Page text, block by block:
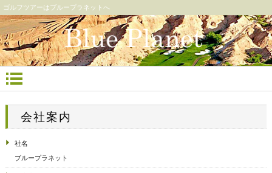
ゴルフツアーはブループラネットへ
会社案内
社名
ブループラネット